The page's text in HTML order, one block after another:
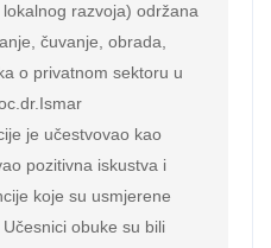
razvoja) održana
čuvanje, obrada,
o privatnom sektoru u
je učestvovao kao
pozitivna iskustva i
koje su usmjerene
obuke su bili